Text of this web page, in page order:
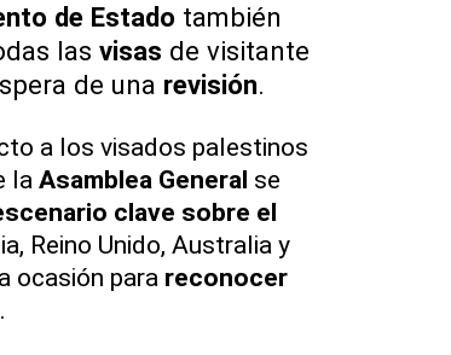
de Estado también
las visas de visitante
de una revisión.
a los visados palestinos
la Asamblea General se
clave sobre el
Reino Unido, Australia y
ocasión para reconocer
.